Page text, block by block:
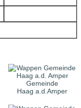
Gemeinde
Haag a.d.Amper